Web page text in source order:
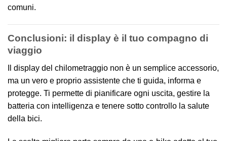
comuni.
Conclusioni: il display è il tuo compagno di
viaggio
Il display del chilometraggio non è un semplice accessorio,
ma un vero e proprio assistente che ti guida, informa e
protegge. Ti permette di pianificare ogni uscita, gestire la
batteria con intelligenza e tenere sotto controllo la salute
della bici.